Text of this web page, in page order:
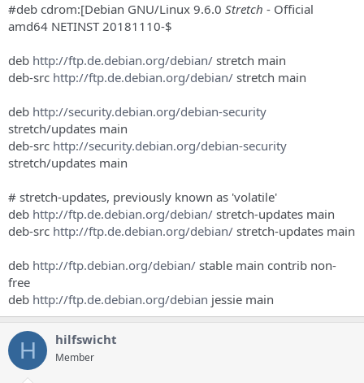
#deb cdrom:[Debian GNU/Linux 9.6.0 Stretch - Official
amd64 NETINST 20181110-$
deb http://ftp.de.debian.org/debian/ stretch main
deb-src http://ftp.de.debian.org/debian/ stretch main
deb http://security.debian.org/debian-security
stretch/updates main
deb-src http://security.debian.org/debian-security
stretch/updates main
# stretch-updates, previously known as 'volatile'
deb http://ftp.de.debian.org/debian/ stretch-updates main
deb-src http://ftp.de.debian.org/debian/ stretch-updates main
deb http://ftp.debian.org/debian/ stable main contrib non-
free
deb http://ftp.de.debian.org/debian jessie main
H hilfswicht
Member